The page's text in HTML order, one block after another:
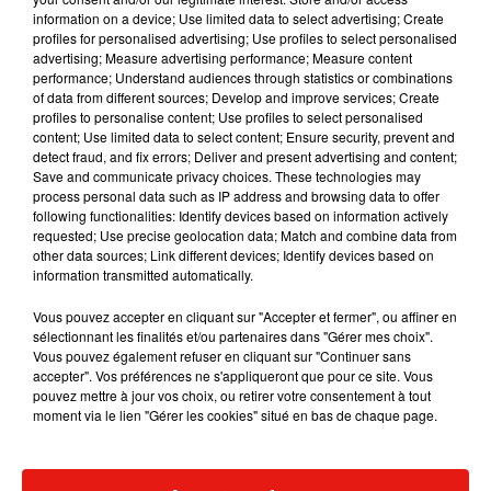
Musique
3 août 2026
Fred again.. et Latin Mafia dévoilent enfin
leur mixtape créée en...
31 juillet 2026
Swedish House Mafia et Lykke Li
dévoilent « Happiness Is So Sad »
information on a device; Use limited data to select advertising; Create
profiles for personalised advertising; Use profiles to select personalised
advertising; Measure advertising performance; Measure content
performance; Understand audiences through statistics or combinations
of data from different sources; Develop and improve services; Create
profiles to personalise content; Use profiles to select personalised
content; Use limited data to select content; Ensure security, prevent and
detect fraud, and fix errors; Deliver and present advertising and content;
Save and communicate privacy choices. These technologies may
process personal data such as IP address and browsing data to offer
following functionalities: Identify devices based on information actively
requested; Use precise geolocation data; Match and combine data from
other data sources; Link different devices; Identify devices based on
information transmitted automatically.
Vous pouvez accepter en cliquant sur "Accepter et fermer", ou affiner en
sélectionnant les finalités et/ou partenaires dans "Gérer mes choix".
Vous pouvez également refuser en cliquant sur "Continuer sans
accepter". Vos préférences ne s'appliqueront que pour ce site. Vous
pouvez mettre à jour vos choix, ou retirer votre consentement à tout
moment via le lien "Gérer les cookies" situé en bas de chaque page.